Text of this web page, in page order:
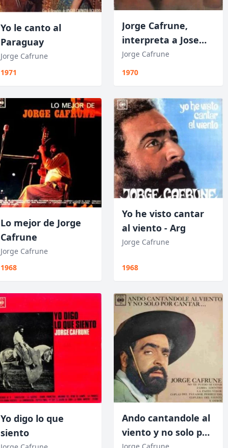
Yo le canto al
Paraguay
Jorge Cafrune
1971
Jorge Cafrune,
interpreta a Jose
Pedroni
Jorge Cafrune
1970
Lo mejor de Jorge
Cafrune
Jorge Cafrune
1968
Yo he visto cantar
al viento - Arg
Jorge Cafrune
1968
Yo digo lo que
siento
Ando cantandole al
viento y no solo por